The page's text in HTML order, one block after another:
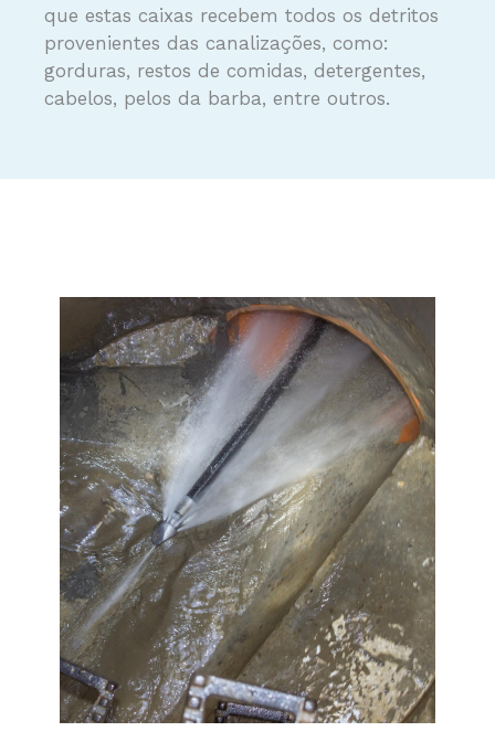
que estas caixas recebem todos os detritos
provenientes das canalizações, como:
gorduras, restos de comidas, detergentes,
cabelos, pelos da barba, entre outros.